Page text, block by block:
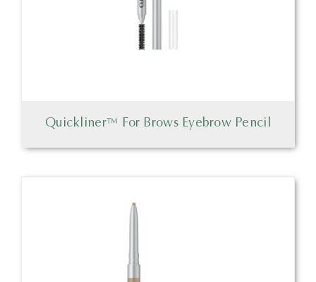
Quickliner™ For Brows Eyebrow Pencil